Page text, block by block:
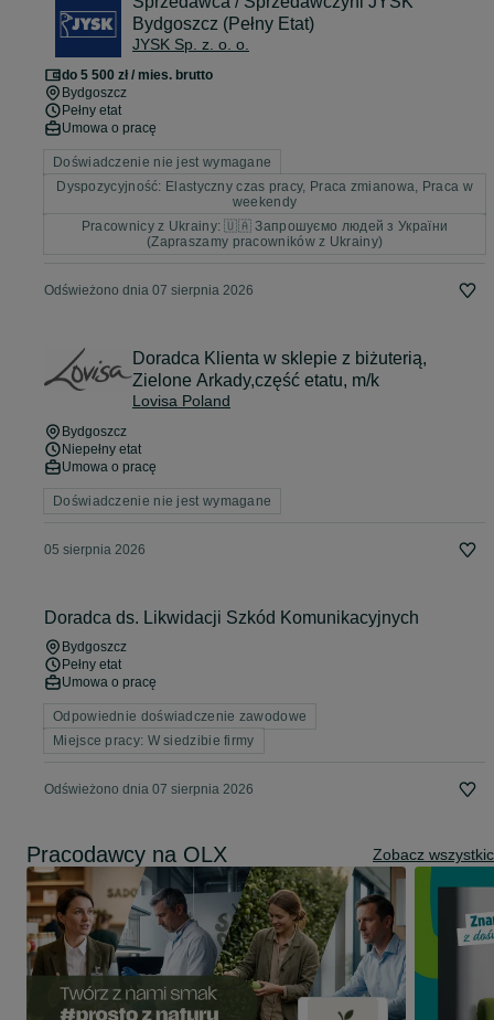
Bydgoszcz (Pełny Etat)
JYSK Sp. z. o. o.
do 5 500 zł / mies. brutto
Bydgoszcz
Pełny etat
Umowa o pracę
Doświadczenie nie jest wymagane
Dyspozycyjność: Elastyczny czas pracy, Praca zmianowa, Praca w
weekendy
Pracownicy z Ukrainy: 🇺🇦 Запрошуємо людей з України
(Zapraszamy pracowników z Ukrainy)
Odświeżono dnia 07 sierpnia 2026
Doradca Klienta w sklepie z biżuterią,
Zielone Arkady,część etatu, m/k
Lovisa Poland
Bydgoszcz
Niepełny etat
Umowa o pracę
Doświadczenie nie jest wymagane
05 sierpnia 2026
Doradca ds. Likwidacji Szkód Komunikacyjnych
Bydgoszcz
Pełny etat
Umowa o pracę
Odpowiednie doświadczenie zawodowe
Miejsce pracy: W siedzibie firmy
Odświeżono dnia 07 sierpnia 2026
Pracodawcy na OLX Zobacz